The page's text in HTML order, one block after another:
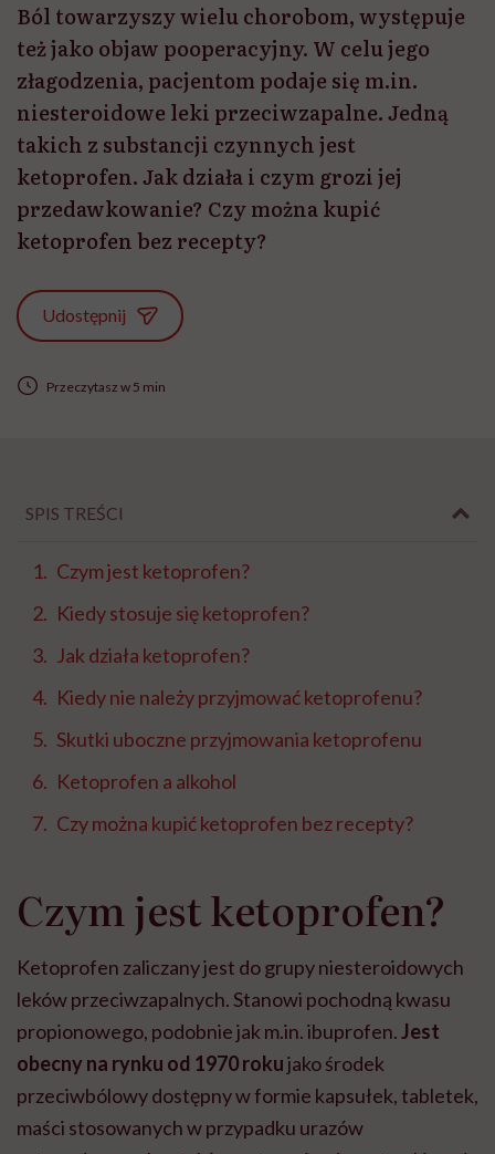
Ból towarzyszy wielu chorobom, występuje
też jako objaw pooperacyjny. W celu jego
złagodzenia, pacjentom podaje się m.in.
niesteroidowe leki przeciwzapalne. Jedną
takich z substancji czynnych jest
ketoprofen. Jak działa i czym grozi jej
przedawkowanie? Czy można kupić
ketoprofen bez recepty?
Udostępnij
Przeczytasz w 5 min
SPIS TREŚCI
Czym jest ketoprofen?
Kiedy stosuje się ketoprofen?
Jak działa ketoprofen?
Kiedy nie należy przyjmować ketoprofenu?
Skutki uboczne przyjmowania ketoprofenu
Ketoprofen a alkohol
Czy można kupić ketoprofen bez recepty?
Czym jest ketoprofen?
Ketoprofen zaliczany jest do grupy niesteroidowych
leków przeciwzapalnych. Stanowi pochodną kwasu
propionowego, podobnie jak m.in. ibuprofen.Jest
obecny na rynku od 1970 rokujako środek
przeciwbólowy dostępny w formie kapsułek, tabletek,
maści stosowanych w przypadku urazów